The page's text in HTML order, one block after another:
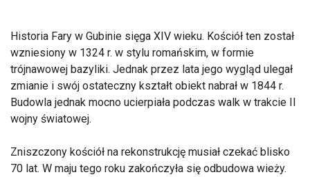
Historia Fary w Gubinie sięga XIV wieku. Kościół ten został
wzniesiony w 1324 r. w stylu romańskim, w formie
trójnawowej bazyliki. Jednak przez lata jego wygląd ulegał
zmianie i swój ostateczny kształt obiekt nabrał w 1844 r.
Budowla jednak mocno ucierpiała podczas walk w trakcie II
wojny światowej.
Zniszczony kościół na rekonstrukcję musiał czekać blisko
70 lat. W maju tego roku zakończyła się odbudowa wieży.